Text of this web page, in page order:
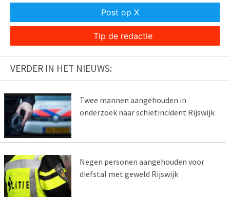
Post op X
Tip de redactie
VERDER IN HET NIEUWS:
Twee mannen aangehouden in
onderzoek naar schietincident Rijswijk
Negen personen aangehouden voor
diefstal met geweld Rijswijk